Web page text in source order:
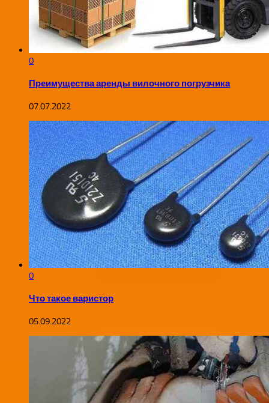
0
Преимущества аренды вилочного погрузчика
07.07.2022
0
Что такое варистор
05.09.2022